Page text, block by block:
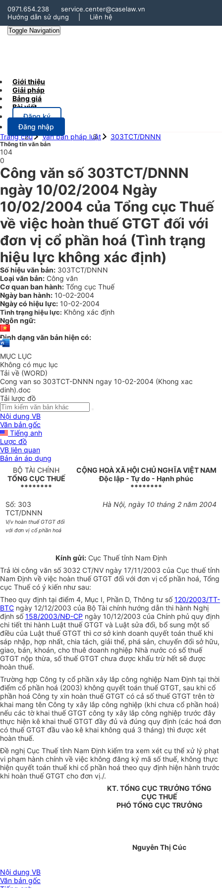
0971.654.238
service.center@caselaw.vn
Hướng dẫn sử dụng
Liên hệ
Toggle Navigation
Giới thiệu
Giải pháp
Bảng giá
Bài viết
Đăng ký
Đăng nhập
Trang chủ
Văn bản pháp luật 303TCT/DNNN
Thông tin văn bản
104
0
Công văn số 303TCT/DNNN
ngày 10/02/2004 Ngày
10/02/2004 của Tổng cục Thuế
về việc hoàn thuế GTGT đối với
đơn vị cổ phần hoá (Tình trạng
hiệu lực không xác định)
Số hiệu văn bản: 303TCT/DNNN
Loại văn bản: Công văn
Cơ quan ban hành: Tổng cục Thuế
Ngày ban hành: 10-02-2004
Ngày có hiệu lực: 10-02-2004
Tình trạng hiệu lực: Không xác định
Ngôn ngữ:
Định dạng văn bản hiện có:
MỤC LỤC
Không có mục lục
Tải về (WORD)
Cong van so 303TCT-DNNN ngay 10-02-2004 (Khong xac
dinh).doc
Tải lược đồ
Nội dung VB
Văn bản gốc
Tiếng anh
Lược đồ
VB liên quan
Bản án áp dụng
BỘ TÀI CHÍNH
TỔNG CỤC THUẾ
********
CỘNG HOÀ XÃ HỘI CHỦ NGHĨA VIỆT NAM
Độc lập - Tự do - Hạnh phúc
********
Số: 303
TCT/DNNN
V/v hoàn thuế GTGT đối
với đơn vị cổ phần hoá
Hà Nội, ngày 10 tháng 2 năm 2004
Kính gửi:Cục Thuế tỉnh Nam Định
Trả lời công văn số 3032 CT/NV ngày 17/11/2003 của Cục thuế tỉnh
Nam Định về việc hoàn thuế GTGT đối với đơn vị cổ phần hoá, Tổng
cục Thuế có ý kiến như sau:
Theo quy định tại điểm 4, Mục I, Phần D, Thông tư số120/2003/TT-
BTC ngày 12/12/2003 của Bộ Tài chính hướng dẫn thi hành Nghị
định số158/2003/NĐ-CP ngày 10/12/2003 của Chính phủ quy định
chi tiết thi hành Luật thuế GTGT và Luật sửa đổi, bổ sung một số
điều của Luật thuế GTGT thì cơ sở kinh doanh quyết toán thuế khi
sáp nhập, hợp nhất, chia tách, giải thể, phá sản, chuyển đổi sở hữu,
giao, bán, khoán, cho thuê doanh nghiệp Nhà nước có số thuế
GTGT nộp thừa, số thuế GTGT chưa được khấu trừ hết sẽ được
hoàn thuế.
Trường hợp Công ty cổ phần xây lắp công nghiệp Nam Định tại thời
điểm cổ phần hoá (2003) không quyết toán thuế GTGT, sau khi cổ
phần hoá Công ty xin hoàn thuế GTGT có cả số thuế GTGT trên tờ
khai mang tên Công ty xây lắp công nghiệp (khi chưa cổ phần hoá)
nếu các tờ khai thuế GTGT công ty xây lắp công nghiệp trước đây
thực hiện kê khai thuế GTGT đầy đủ và đúng quy định (các hoá đơn
có thuế GTGT đầu vào kê khai không quá 3 tháng) thì được xét
hoàn thuế.
Đề nghị Cục Thuế tỉnh Nam Định kiểm tra xem xét cụ thể xử lý phạt
vi phạm hành chính về việc không đăng ký mã số thuế, không thực
hiện quyết toán thuế khi cổ phần hoá theo quy định hiện hành trước
khi hoàn thuế GTGT cho đơn vị./.
KT. TỔNG CỤC TRƯỞNG TỔNG
CỤC THUẾ
PHÓ TỔNG CỤC TRƯỞNG
Nguyễn Thị Cúc
Nội dung VB
Văn bản gốc